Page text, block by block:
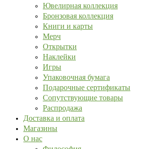
Ювелирная коллекция
Бронзовая коллекция
Книги и карты
Мерч
Открытки
Наклейки
Игры
Упаковочная бумага
Подарочные сертификаты
Сопутствующие товары
Распродажа
Доставка и оплата
Магазины
О нас